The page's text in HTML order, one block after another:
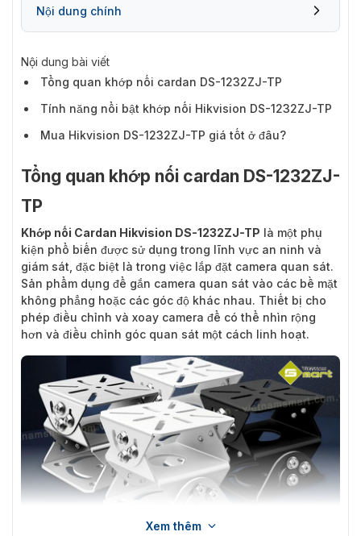
Nội dung chính
Nội dung bài viết
Tổng quan khớp nối cardan DS-1232ZJ-TP
Tính năng nổi bật khớp nối Hikvision DS-1232ZJ-TP
Mua Hikvision DS-1232ZJ-TP giá tốt ở đâu?
Tổng quan khớp nối cardan DS-1232ZJ-
TP
Khớp nối Cardan Hikvision DS-1232ZJ-TP là một phụ
kiện phổ biến được sử dụng trong lĩnh vực an ninh và
giám sát, đặc biệt là trong việc lắp đặt camera quan sát.
Sản phẩm dụng để gắn camera quan sát vào các bề mặt
không phẳng hoặc các góc độ khác nhau. Thiết bị cho
phép điều chỉnh và xoay camera để có thể nhìn rộng
hơn và điều chỉnh góc quan sát một cách linh hoạt.
Xem thêm